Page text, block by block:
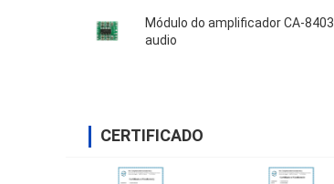
Módulo do amplificador CA-8403
audio
CERTIFICADO